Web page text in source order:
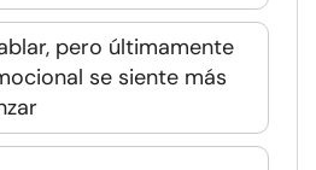
pero últimamente
se siente más